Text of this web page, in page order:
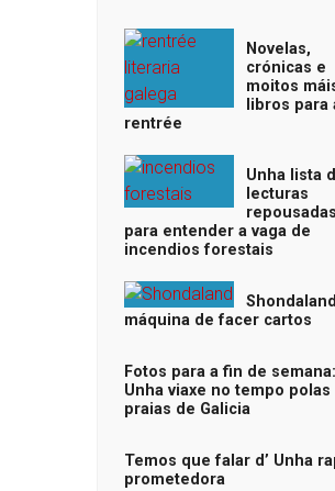
Novelas,
crónicas e
moitos
libros para
rentrée
Unha lista
lecturas
repousadas
para entender a vaga de
incendios forestais
máquina de facer cartos
Fotos para a fin de semana:
Unha viaxe no tempo polas
praias de Galicia
Temos que falar d’ Unha
prometedora